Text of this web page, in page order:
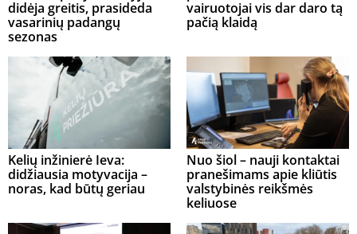
didėja greitis, prasideda
vasarinių padangų
sezonas
vairuotojai vis dar daro tą
pačią klaidą
Kelių inžinierė Ieva:
didžiausia motyvacija –
noras, kad būtų geriau
Nuo šiol – nauji kontaktai
pranešimams apie kliūtis
valstybinės reikšmės
keliuose